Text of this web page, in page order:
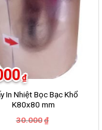
In Nhiệt Bọc Bạc Khổ
K80x80 mm
30.000 ₫
₫